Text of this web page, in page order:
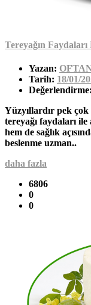
Tereyağın
Yazan:
Tarih: 18/01/
Değerlendirme:
Yüzyıllardır pek
tereyağı faydaları
hem de sağlık
beslenme uzman..
daha fazla
6806
0
0